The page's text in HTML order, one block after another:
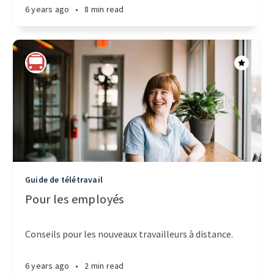
6 years ago • 8 min read
Guide de télétravail
Pour les employés
Conseils pour les nouveaux travailleurs à distance.
6 years ago • 2 min read